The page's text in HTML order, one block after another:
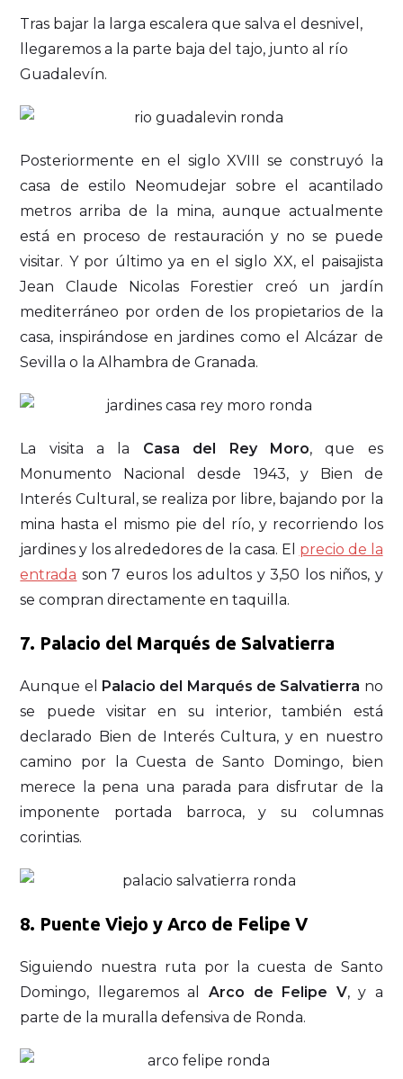
Tras bajar la larga escalera que salva el desnivel,
llegaremos a la parte baja del tajo, junto al río
Guadalevín.
Posteriormente en el siglo XVIII se construyó la
casa de estilo Neomudejar sobre el acantilado
metros arriba de la mina, aunque actualmente
está en proceso de restauración y no se puede
visitar. Y por último ya en el siglo XX, el paisajista
Jean Claude Nicolas Forestier creó un jardín
mediterráneo por orden de los propietarios de la
casa, inspirándose en jardines como el Alcázar de
Sevilla o la Alhambra de Granada.
La visita a la Casa del Rey Moro, que es
Monumento Nacional desde 1943, y Bien de
Interés Cultural, se realiza por libre, bajando por la
mina hasta el mismo pie del río, y recorriendo los
jardines y los alrededores de la casa. El precio de la
entrada son 7 euros los adultos y 3,50 los niños, y
se compran directamente en taquilla.
7. Palacio del Marqués de Salvatierra
Aunque el Palacio del Marqués de Salvatierra no
se puede visitar en su interior, también está
declarado Bien de Interés Cultura, y en nuestro
camino por la Cuesta de Santo Domingo, bien
merece la pena una parada para disfrutar de la
imponente portada barroca, y su columnas
corintias.
8. Puente Viejo y Arco de Felipe V
Siguiendo nuestra ruta por la cuesta de Santo
Domingo, llegaremos al Arco de Felipe V, y a
parte de la muralla defensiva de Ronda.